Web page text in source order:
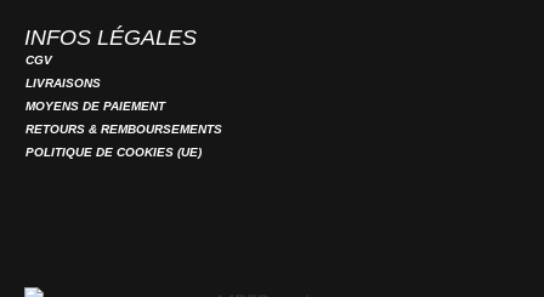
INFOS LÉGALES
CGV
LIVRAISONS
MOYENS DE PAIEMENT
RETOURS & REMBOURSEMENTS
POLITIQUE DE COOKIES (UE)